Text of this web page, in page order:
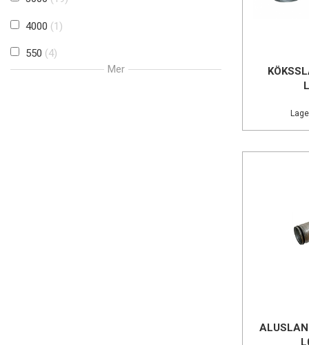
80 1
4000 1
550 4
Mer